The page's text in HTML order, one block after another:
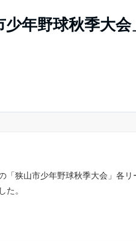
年野球秋季大
「狭山市少年野球秋季大会」各リ
た。